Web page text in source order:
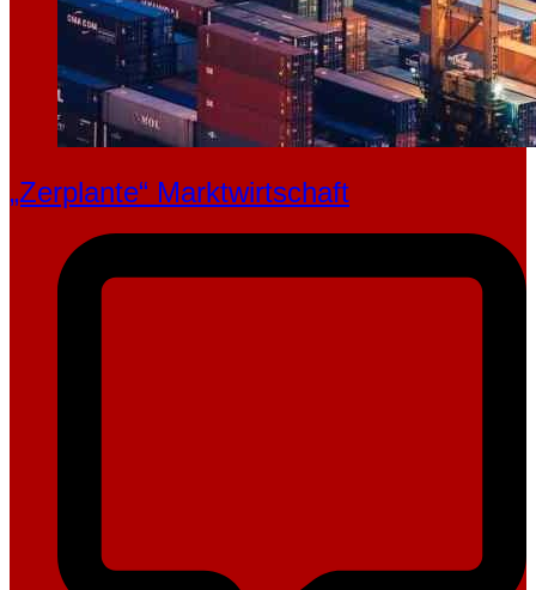
„Zerplante“ Marktwirtschaft